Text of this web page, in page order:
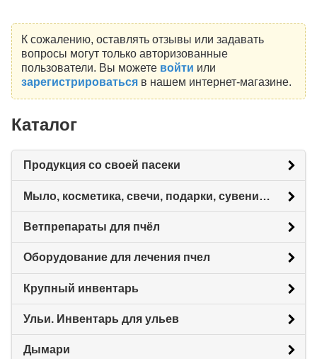
К сожалению, оставлять отзывы или задавать
вопросы могут только авторизованные
пользователи. Вы можете войти или
зарегистрироватьсяв нашем интернет-магазине.
Каталог
Продукция со своей пасеки
Мыло, косметика, свечи, подарки, сувениры.
Ветпрепараты для пчёл
Оборудование для лечения пчел
Крупный инвентарь
Ульи. Инвентарь для ульев
Дымари